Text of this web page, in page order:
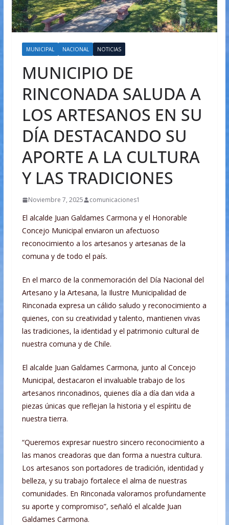
MUNICIPAL NACIONAL NOTICIAS
MUNICIPIO DE
RINCONADA SALUDA A
LOS ARTESANOS EN SU
DÍA DESTACANDO SU
APORTE A LA CULTURA
Y LAS TRADICIONES
Noviembre 7, 2025 comunicaciones1
El alcalde Juan Galdames Carmona y el Honorable
Concejo Municipal enviaron un afectuoso
reconocimiento a los artesanos y artesanas de la
comuna y de todo el país.
En el marco de la conmemoración del Día Nacional del
Artesano y la Artesana, la Ilustre Municipalidad de
Rinconada expresa un cálido saludo y reconocimiento a
quienes, con su creatividad y talento, mantienen vivas
las tradiciones, la identidad y el patrimonio cultural de
nuestra comuna y de Chile.
El alcalde Juan Galdames Carmona, junto al Concejo
Municipal, destacaron el invaluable trabajo de los
artesanos rinconadinos, quienes día a día dan vida a
piezas únicas que reflejan la historia y el espíritu de
nuestra tierra.
“Queremos expresar nuestro sincero reconocimiento a
las manos creadoras que dan forma a nuestra cultura.
Los artesanos son portadores de tradición, identidad y
belleza, y su trabajo fortalece el alma de nuestras
comunidades. En Rinconada valoramos profundamente
su aporte y compromiso”, señaló el alcalde Juan
Galdames Carmona.